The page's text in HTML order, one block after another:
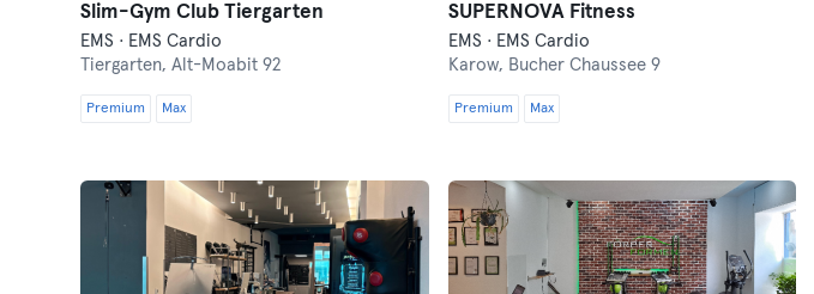
Slim-Gym Club Tiergarten
EMS · EMS Cardio
Tiergarten,Alt-Moabit 92
Premium Max
SUPERNOVA Fitness
EMS · EMS Cardio
Karow, Bucher Chaussee 9
Premium Max